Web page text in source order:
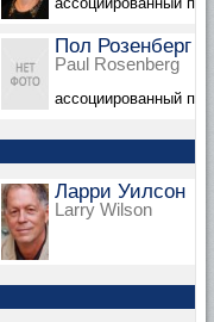
Пол Розенберг
Paul Rosenberg
ассоциированный
Ларри Уилсон
Larry Wilson